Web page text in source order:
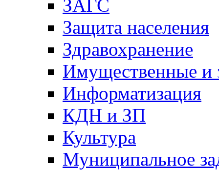
ЗАГС
Защита населения
Здравохранение
Имущественные и
Информатизация
КДН и ЗП
Культура
Муниципальное